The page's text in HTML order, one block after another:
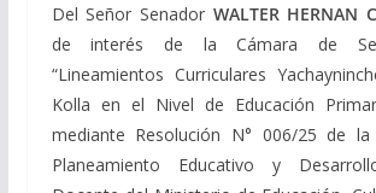
Del Señor Senador WALTER HERNAN
de interés de la Cámara de
“Lineamientos Curriculares
Kolla en el Nivel de Educación
mediante Resolución N° 006/25 de la
Planeamiento Educativo y